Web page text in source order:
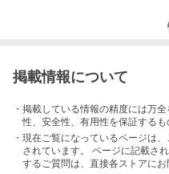
掲載情報について
・掲載している情報の精度には万
性、安全性、有用性を保証するも
・現在ご覧になっているページは、
されています。 ページに記載さ
するご質問は、直接各ストアにお